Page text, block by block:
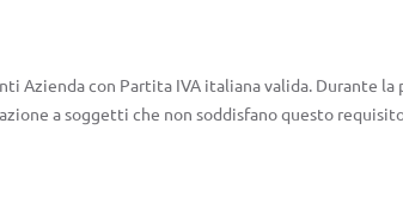
Azienda con Partita IVA italiana valida. Durante
a soggetti che non soddisfano questo